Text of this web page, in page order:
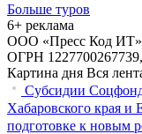
Больше туров
6+ реклама
ООО «Пресс Код ИТ»
ОГРН
Картина дня Вся
Субсидии
Хабаровского края и
подготовке к новым